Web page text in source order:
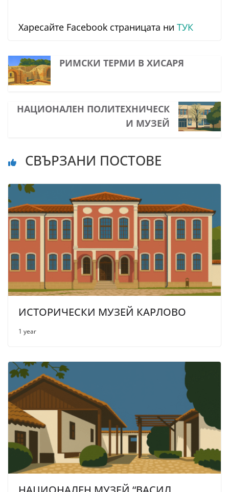
Харесайте Facebook страницата ни ТУК
РИМСКИ ТЕРМИ В ХИСАРЯ
НАЦИОНАЛЕН ПОЛИТЕХНИЧЕСК
И МУЗЕЙ
СВЪРЗАНИ ПОСТОВЕ
ИСТОРИЧЕСКИ МУЗЕЙ КАРЛОВО
1 year